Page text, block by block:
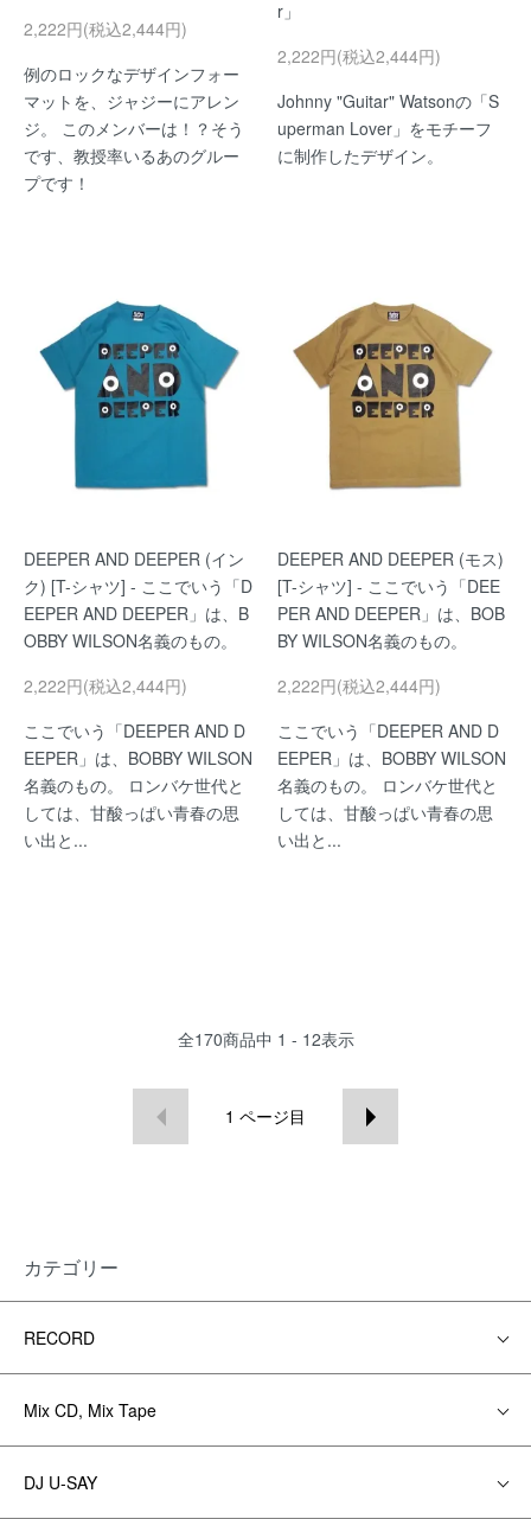
2,222円(税込2,444円)
例のロックなデザインフォー
マットを、ジャジーにアレン
ジ。 このメンバーは！？そう
です、教授率いるあのグルー
プです！
r」
2,222円(税込2,444円)
Johnny "Guitar" Watsonの「S
uperman Lover」をモチーフ
に制作したデザイン。
DEEPER AND DEEPER (イン
ク) [T-シャツ] - ここでいう「D
EEPER AND DEEPER」は、B
OBBY WILSON名義のもの。
2,222円(税込2,444円)
ここでいう「DEEPER AND D
EEPER」は、BOBBY WILSON
名義のもの。 ロンバケ世代と
しては、甘酸っぱい青春の思
い出と...
DEEPER AND DEEPER (モス)
[T-シャツ] - ここでいう「DEE
PER AND DEEPER」は、BOB
BY WILSON名義のもの。
2,222円(税込2,444円)
ここでいう「DEEPER AND D
EEPER」は、BOBBY WILSON
名義のもの。 ロンバケ世代と
しては、甘酸っぱい青春の思
い出と...
全170商品中 1 - 12表示
1 ページ目
カテゴリー
RECORD
Mix CD, Mix Tape
DJ U-SAY